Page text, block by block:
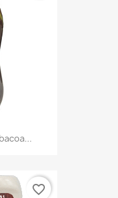
favorite_border